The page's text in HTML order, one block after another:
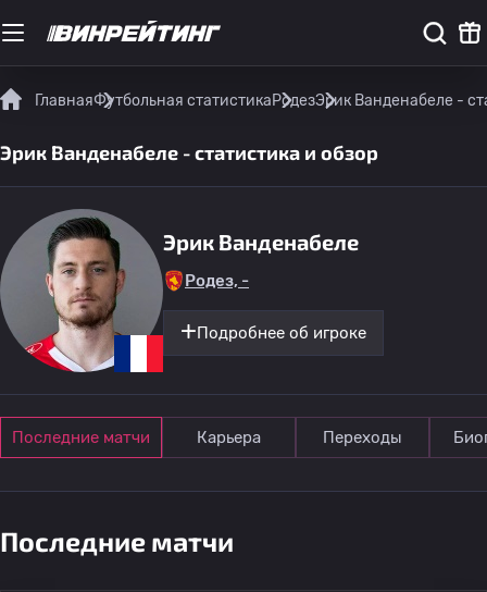
ГлавнаяФутбольная статистикаРодезЭрик Ванденабеле -
Эрик Ванденабеле - статистика и обзор
Эрик Ванденабеле
Родез, -
Подробнее об игроке
Последние матчи Карьера Переходы
Последние матчи